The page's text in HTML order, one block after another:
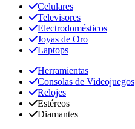
Celulares
Televisores
Electrodomésticos
Joyas de Oro
Laptops
Herramientas
Consolas de Videojuegos
Relojes
Estéreos
Diamantes